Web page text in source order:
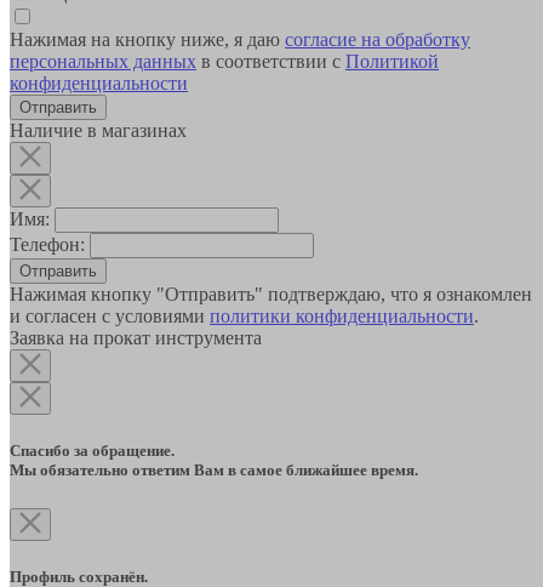
Нажимая на кнопку ниже, я даю согласие на обработку
персональных данных в соответствии с Политикой
конфиденциальности
Наличие в магазинах
Имя:
Телефон:
Отправить
Нажимая кнопку "Отправить" подтверждаю, что я ознакомлен
и согласен с условиями политики конфиденциальности.
Заявка на прокат инструмента
Спасибо за обращение.
Мы обязательно ответим Вам в самое ближайшее время.
Профиль сохранён.